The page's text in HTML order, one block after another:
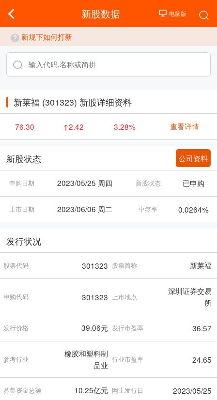
新股数据
新规下如何打新
新莱福 (301323) 新股详细资料
76.30 ↑2.42 3.28% 查看详情
新股状态 公司资料
申购日期 2023/05/25 周四 新股状态 已申购
上市日期 2023/06/06 周二 中签率 0.0264%
发行状况
股票代码 301323 股票简称 新莱福
申购代码 301323 上市地点
深圳证券交易
所
发行价格 39.06元 发行市盈率 36.57
参考行业
橡胶和塑料制
品业
行业市盈率 24.65
募集资金总额 10.25亿元 网上发行日 2023/05/25